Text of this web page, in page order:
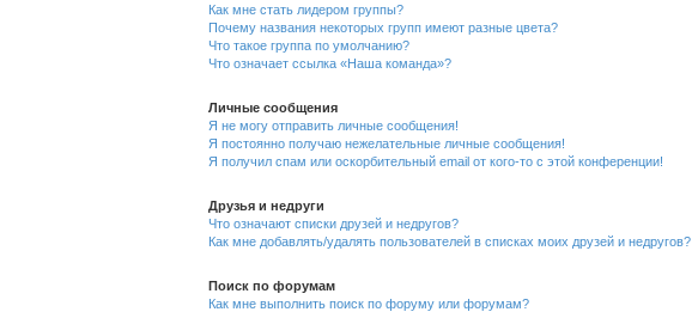
Как мне стать лидером группы?
Почему названия некоторых групп имеют разные цвета?
Что такое группа по умолчанию?
Что означает ссылка «Наша команда»?
Личные сообщения
Я не могу отправить личные сообщения!
Я постоянно получаю нежелательные личные сообщения!
Я получил спам или оскорбительный email от кого-то с этой конференции!
Друзья и недруги
Что означают списки друзей и недругов?
Как мне добавлять/удалять пользователей в списках моих друзей и недругов?
Поиск по форумам
Как мне выполнить поиск по форуму или форумам?